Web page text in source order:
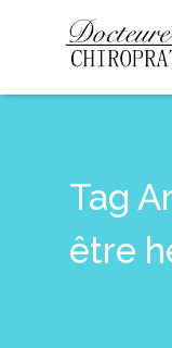
Tag
être